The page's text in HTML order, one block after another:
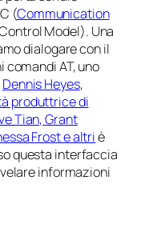
(Communication
Model). Una
dialogare con il
AT, uno
Dennis Heyes,
produttrice di
Tian, Grant
Frost e altriè
questa interfaccia
informazioni